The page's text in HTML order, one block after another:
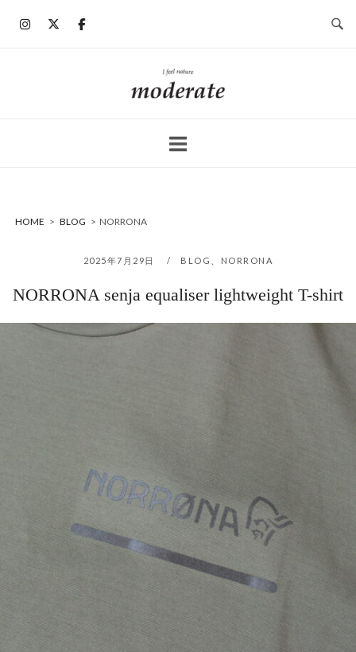
ホ
ー
HOME > BLOG > NORRONA
2025年7月29日 BLOG NORRONA
NORRONA senja equaliser lightweight T-shirt